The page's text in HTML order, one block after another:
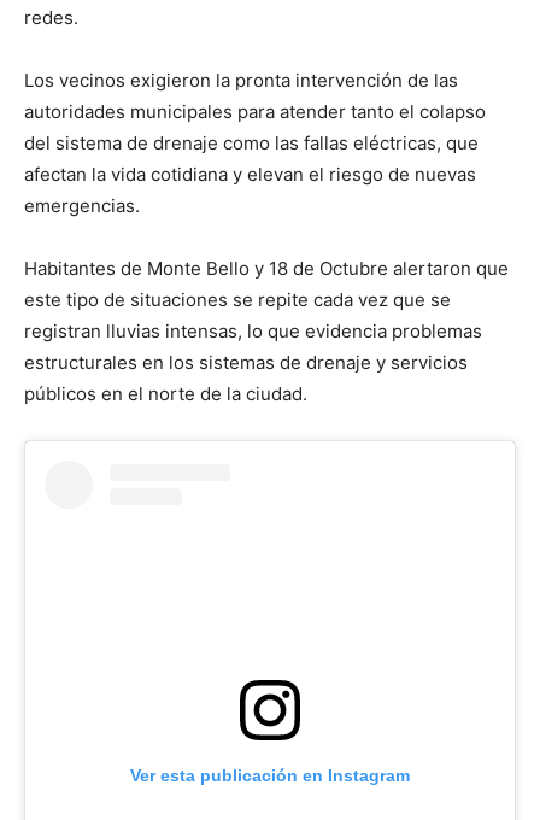
redes.
Los vecinos exigieron la pronta intervención de las
autoridades municipales para atender tanto el colapso
del sistema de drenaje como las fallas eléctricas, que
afectan la vida cotidiana y elevan el riesgo de nuevas
emergencias.
Habitantes de Monte Bello y 18 de Octubre alertaron que
este tipo de situaciones se repite cada vez que se
registran lluvias intensas, lo que evidencia problemas
estructurales en los sistemas de drenaje y servicios
públicos en el norte de la ciudad.
Ver esta publicación en Instagram